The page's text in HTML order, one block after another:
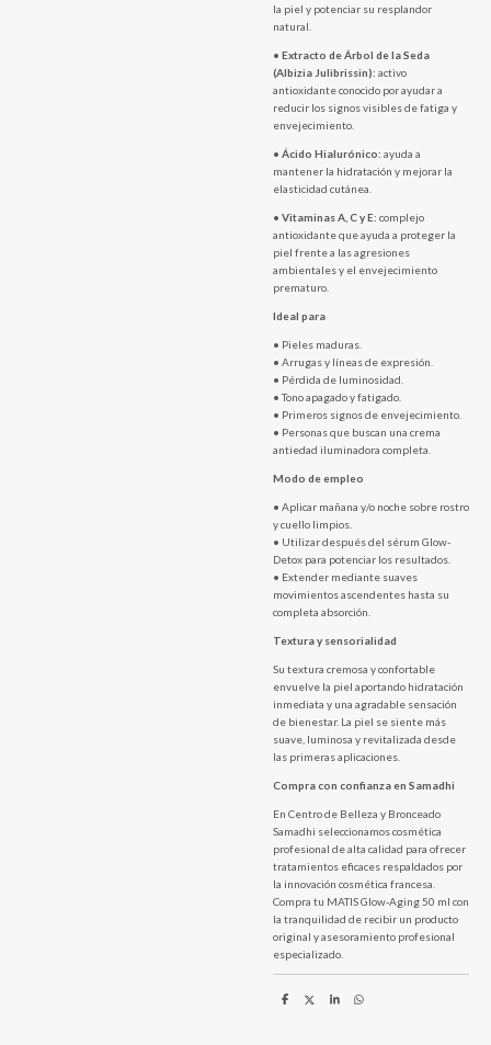
la piel y potenciar su resplandor
natural.
• Extracto de Árbol de la Seda
(Albizia Julibrissin): activo
antioxidante conocido por ayudar a
reducir los signos visibles de fatiga y
envejecimiento.
• Ácido Hialurónico: ayuda a
mantener la hidratación y mejorar la
elasticidad cutánea.
• Vitaminas A, C y E: complejo
antioxidante que ayuda a proteger la
piel frente a las agresiones
ambientales y el envejecimiento
prematuro.
Ideal para
• Pieles maduras.
• Arrugas y líneas de expresión.
• Pérdida de luminosidad.
• Tono apagado y fatigado.
• Primeros signos de envejecimiento.
• Personas que buscan una crema
antiedad iluminadora completa.
Modo de empleo
• Aplicar mañana y/o noche sobre rostro
y cuello limpios.
• Utilizar después del sérum Glow-
Detox para potenciar los resultados.
• Extender mediante suaves
movimientos ascendentes hasta su
completa absorción.
Textura y sensorialidad
Su textura cremosa y confortable
envuelve la piel aportando hidratación
inmediata y una agradable sensación
de bienestar. La piel se siente más
suave, luminosa y revitalizada desde
las primeras aplicaciones.
Compra con confianza en Samadhi
En Centro de Belleza y Bronceado
Samadhi seleccionamos cosmética
profesional de alta calidad para ofrecer
tratamientos eficaces respaldados por
la innovación cosmética francesa.
Compra tu MATIS Glow-Aging 50 ml con
la tranquilidad de recibir un producto
original y asesoramiento profesional
especializado.
C
C
C
C